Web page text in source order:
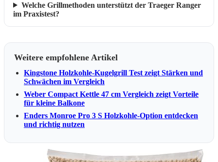
Welche Grillmethoden unterstützt der Traeger Ranger
im Praxistest?
Weitere empfohlene Artikel
Kingstone Holzkohle-Kugelgrill Test zeigt Stärken und
Schwächen im Vergleich
Weber Compact Kettle 47 cm Vergleich zeigt Vorteile
für kleine Balkone
Enders Monroe Pro 3 S Holzkohle-Option entdecken
und richtig nutzen